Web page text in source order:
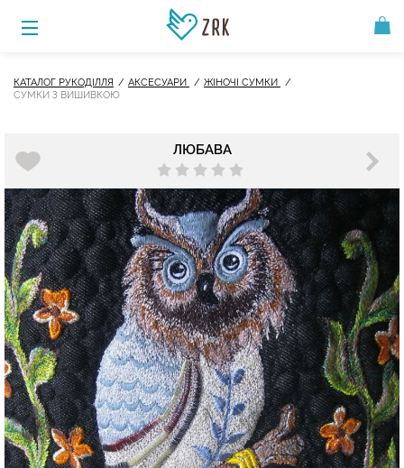
КАТАЛОГ РУКОДІЛЛЯ АКСЕСУАРИ
ЖІНОЧІ СУМКИ
СУМКИ З ВИШИВКОЮ
ЛЮБАВА